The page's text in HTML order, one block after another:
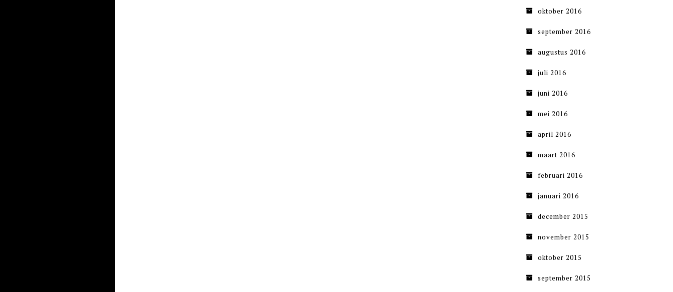
oktober 2016
september 2016
augustus 2016
juli 2016
juni 2016
mei 2016
april 2016
maart 2016
februari 2016
januari 2016
december 2015
november 2015
oktober 2015
september 2015